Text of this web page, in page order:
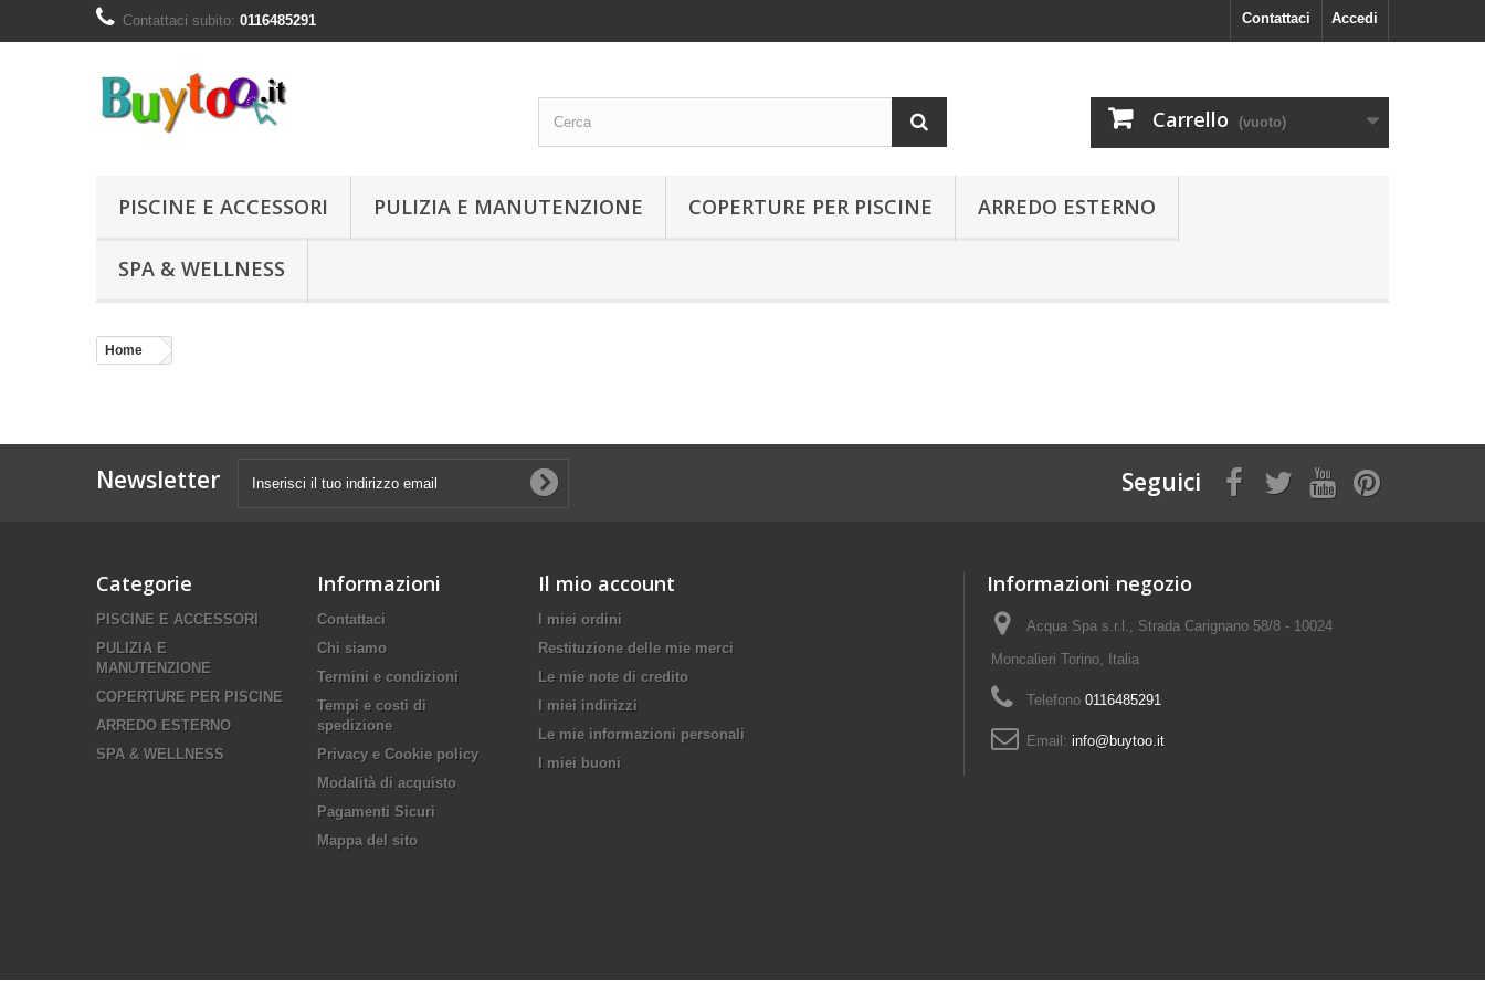
Accedi
Contattaci
Contattaci subito: 0116485291
Carrello (vuoto)
PISCINE E ACCESSORI PULIZIA E MANUTENZIONE COPERTURE PER PISCINE ARREDO ESTERNO
SPA & WELLNESS
Home
Newsletter Seguici
Categorie
PISCINE E ACCESSORI
PULIZIA E
MANUTENZIONE
COPERTURE PER PISCINE
ARREDO ESTERNO
SPA & WELLNESS
Informazioni
Contattaci
Chi siamo
Termini e condizioni
Tempi e costi di
spedizione
Privacy e Cookie policy
Modalità di acquisto
Pagamenti Sicuri
Mappa del sito
Il mio account
I miei ordini
Restituzione delle mie merci
Le mie note di credito
I miei indirizzi
Le mie informazioni personali
I miei buoni
Informazioni negozio
Acqua Spa s.r.l., Strada Carignano 58/8 - 10024
Moncalieri Torino, Italia
Telefono 0116485291
Email: info@buytoo.it